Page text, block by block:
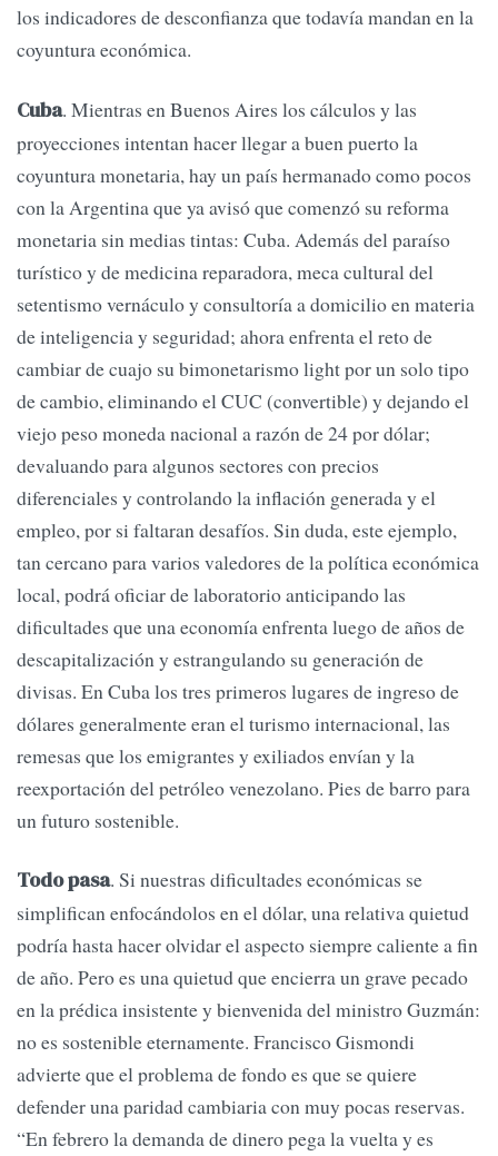
los indicadores de desconfianza que todavía mandan en la
coyuntura económica.
Cuba. Mientras en Buenos Aires los cálculos y las
proyecciones intentan hacer llegar a buen puerto la
coyuntura monetaria, hay un país hermanado como pocos
con la Argentina que ya avisó que comenzó su reforma
monetaria sin medias tintas: Cuba. Además del paraíso
turístico y de medicina reparadora, meca cultural del
setentismo vernáculo y consultoría a domicilio en materia
de inteligencia y seguridad; ahora enfrenta el reto de
cambiar de cuajo su bimonetarismo light por un solo tipo
de cambio, eliminando el CUC (convertible) y dejando el
viejo peso moneda nacional a razón de 24 por dólar;
devaluando para algunos sectores con precios
diferenciales y controlando la inflación generada y el
empleo, por si faltaran desafíos. Sin duda, este ejemplo,
tan cercano para varios valedores de la política económica
local, podrá oficiar de laboratorio anticipando las
dificultades que una economía enfrenta luego de años de
descapitalización y estrangulando su generación de
divisas. En Cuba los tres primeros lugares de ingreso de
dólares generalmente eran el turismo internacional, las
remesas que los emigrantes y exiliados envían y la
reexportación del petróleo venezolano. Pies de barro para
un futuro sostenible.
Todo pasa. Si nuestras dificultades económicas se
simplifican enfocándolos en el dólar, una relativa quietud
podría hasta hacer olvidar el aspecto siempre caliente a fin
de año. Pero es una quietud que encierra un grave pecado
en la prédica insistente y bienvenida del ministro Guzmán:
no es sostenible eternamente. Francisco Gismondi
advierte que el problema de fondo es que se quiere
defender una paridad cambiaria con muy pocas reservas.
“En febrero la demanda de dinero pega la vuelta y es